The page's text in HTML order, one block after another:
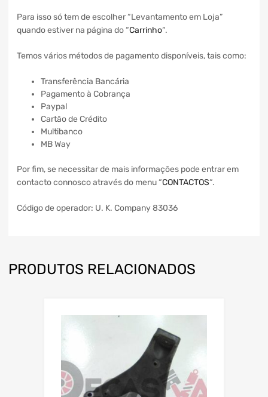
Para isso só tem de escolher “Levantamento em Loja”
quando estiver na página do “Carrinho“.
Temos vários métodos de pagamento disponíveis, tais como:
Transferência Bancária
Pagamento à Cobrança
Paypal
Cartão de Crédito
Multibanco
MB Way
Por fim, se necessitar de mais informações pode entrar em
contacto connosco através do menu “CONTACTOS“.
Código de operador: U. K. Company 83036
PRODUTOS RELACIONADOS